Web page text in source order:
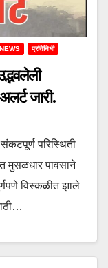
NEWS प्रतिनिधी
जारी.
परिस्थिती
मुसळधार पावसाने
विस्कळीत झाले